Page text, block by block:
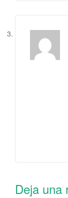
Deja una